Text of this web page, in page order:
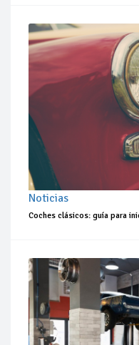
Noticias
Coches clásicos: guía para